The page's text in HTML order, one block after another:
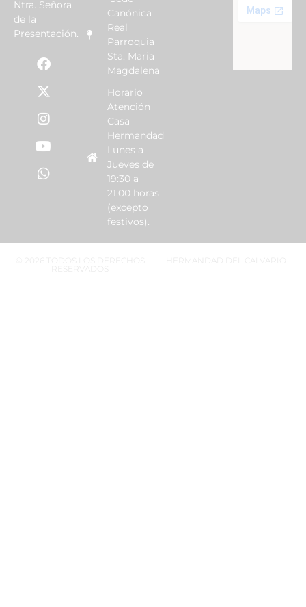
Ntra. Señora
de la
Presentación.
Canónica
Real
Parroquia
Sta. Maria
Magdalena
Horario
Atención
Casa
Hermandad
Lunes a
Jueves de
19:30 a
21:00 horas
(excepto
festivos).
HERMANDAD DEL CALVARIO